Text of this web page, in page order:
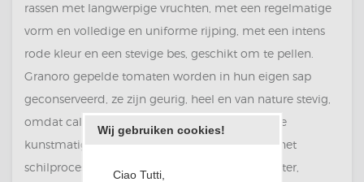
rassen met langwerpige vruchten, met een regelmatige
vorm en volledige en uniforme rijping, met een intens
rode kleur en een stevige bes, geschikt om te pellen.
Granoro gepelde tomaten worden in hun eigen sap
geconserveerd, ze zijn geurig, heel en van nature stevig,
omdat calciumcarbonaat (vaak gebruikt om ze
kunstmatig te harden) niet wordt gebruikt bij het
schilproces. Na de eerste wasfase met drinkwater,
Wij gebruiken cookies!
Ciao Tutti,